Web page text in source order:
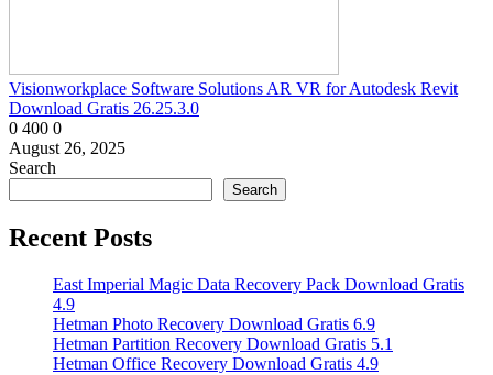
Visionworkplace Software Solutions AR VR for Autodesk Revit
Download Gratis 26.25.3.0
0 400 0
August 26, 2025
Search
Search
Recent Posts
East Imperial Magic Data Recovery Pack Download Gratis
4.9
Hetman Photo Recovery Download Gratis 6.9
Hetman Partition Recovery Download Gratis 5.1
Hetman Office Recovery Download Gratis 4.9